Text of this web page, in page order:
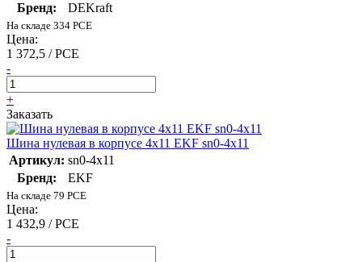
Бренд:
DEKraft
На складе 334 PCE
Цена:
1 372,5 / PCE
-
+
Заказать
Шина нулевая в корпусе 4х11 EKF sn0-4x11
Артикул: sn0-4x11
Бренд:
EKF
На складе 79 PCE
Цена:
1 432,9 / PCE
-